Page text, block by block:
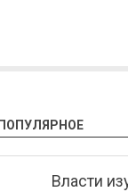
ПОПУЛЯРНОЕ
Власти